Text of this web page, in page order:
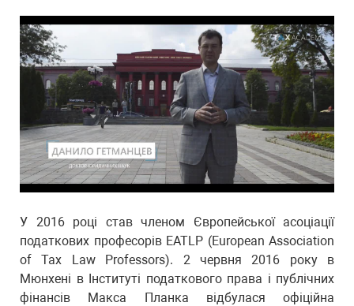
У 2016 році став членом Європейської асоціації
податкових професорів EATLP (European Association
of Tax Law Professors). 2 червня 2016 року в
Мюнхені в Інституті податкового права і публічних
фінансів Макса Планка відбулася офіційна